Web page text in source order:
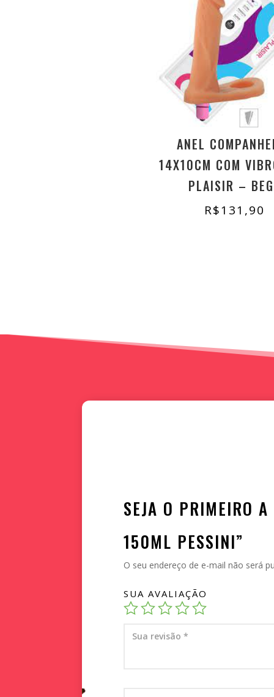
ANEL
14X10CM COM
PLAISIR –
R$131,90
SEJA O PRIMEIRO
150ML PESSINI”
O seu endereço de e-mail não será
SUA AVALIAÇÃO